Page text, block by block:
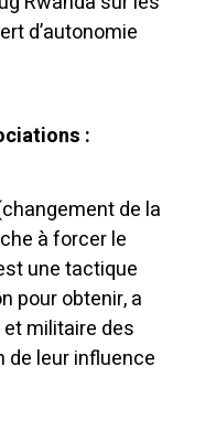
d’autonomie
:
de la
à forcer le
une tactique
pour obtenir, a
et militaire des
de leur influence